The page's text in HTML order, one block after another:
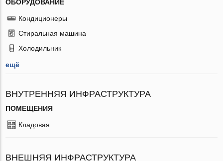
ОБОРУДОВАНИЕ
Кондиционеры
Стиральная машина
Холодильник
ещё
ВНУТРЕННЯЯ ИНФРАСТРУКТУРА
ПОМЕЩЕНИЯ
Кладовая
ВНЕШНЯЯ ИНФРАСТРУКТУРА